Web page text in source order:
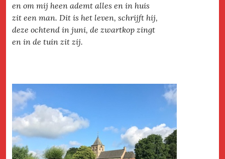
en om mij heen ademt alles en in huis
zit een man. Dit is het leven, schrijft hij,
deze ochtend in juni, de zwartkop zingt
en in de tuin zit zij.